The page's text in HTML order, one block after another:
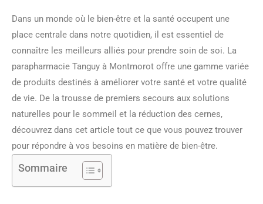
Dans un monde où le bien-être et la santé occupent une
place centrale dans notre quotidien, il est essentiel de
connaître les meilleurs alliés pour prendre soin de soi. La
parapharmacie Tanguy à Montmorot offre une gamme variée
de produits destinés à améliorer votre santé et votre qualité
de vie. De la trousse de premiers secours aux solutions
naturelles pour le sommeil et la réduction des cernes,
découvrez dans cet article tout ce que vous pouvez trouver
pour répondre à vos besoins en matière de bien-être.
Sommaire